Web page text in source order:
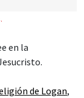
en la
de Logan,